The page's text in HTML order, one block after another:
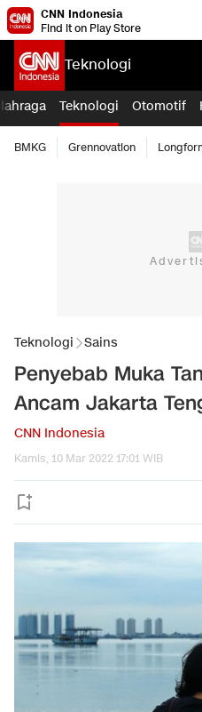
CNN Indonesia
Find it on Play Store
Teknologi
Teknologi Otomotif
BMKG Grennovation
Teknologi Sains
Penyebab Muka
Ancam Jakarta
CNN Indonesia
Kamis, 10 Mar 2022 17:01 WIB